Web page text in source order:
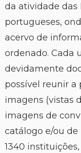
da atividade das
portugueses,
acervo de
ordenado. Cada
devidamente
possível reunir
imagens (vistas
imagens de
catálogo e/ou
1340